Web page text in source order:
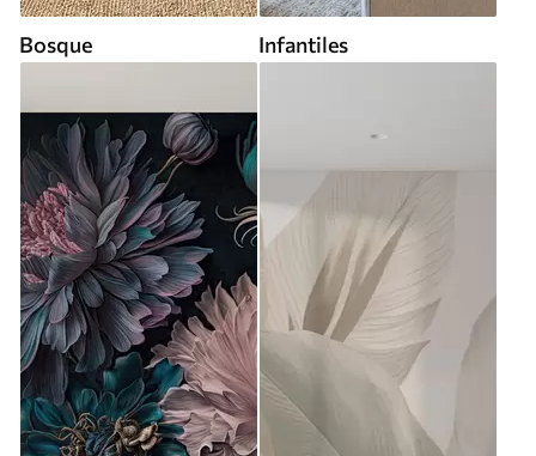
Bosque Infantiles